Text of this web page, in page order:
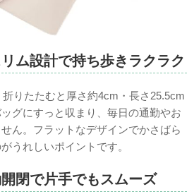
ム設計で持ち歩きラクラク
りたたむと厚さ約4cm・長さ25.5cm
グにすっと収まり、毎日の通勤やお
ん。フラットなデザインでかさばら
うれしいポイントです。
閉で片手でもスムーズ